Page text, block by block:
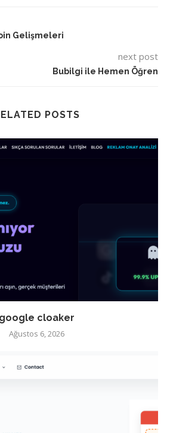
Gelişmeleri
next post
Bubilgi ile Hemen Öğren
POSTS
google cloaker
Ağustos 6, 2026